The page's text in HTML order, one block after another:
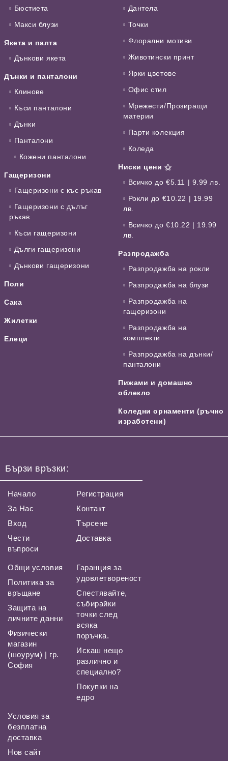
Бюстиета
Макси блузи
Якета и палта
Дънкови якета
Дънки и панталони
Клинове
Къси панталони
Дънки
Панталони
Кожени панталони
Гащеризони
Гащеризони с къс ръкав
Гащеризони с дълъг
ръкав
Къси гащеризони
Дълги гащеризони
Дънкови гащеризони
Поли
Сака
Жилетки
Елеци
Дантела
Точки
Флорални мотиви
Животински принт
Ярки цветове
Офис стил
Мрежести/Прозиращи
материи
Парти колекция
Коледа
Ниски цени ⚝
Всичко до €5.11 | 9.99 лв.
Рокли до €10.22 | 19.99
лв.
Всичко до €10.22 | 19.99
лв.
Разпродажба
Разпродажба на рокли
Разпродажба на блузи
Разпродажба на
гащеризони
Разпродажба на
комплекти
Разпродажба на дънки/
панталони
Пижами и домашно
облекло
Коледни орнаменти (ръчно
изработени)
Бързи връзки:
Начало
За Нас
Вход
Чести
въпроси
Регистрация
Контакт
Търсене
Доставка
Общи условия
Политика за
връщане
Защита на
личните данни
Физически
магазин
(шоурум) | гр.
София
Гаранция за
удовлетвореност
Спестявайте,
събирайки
точки след
всяка
поръчка.
Искаш нещо
различно и
специално?
Покупки на
едро
Условия за
безплатна
доставка
Нов сайт